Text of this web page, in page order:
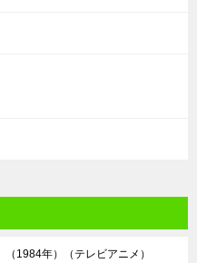
（1984年）（テレビアニメ）